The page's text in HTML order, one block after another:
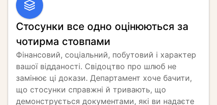
Стосунки все одно оцінюються за
чотирма стовпами
Фінансовий, соціальний, побутовий і характер
вашої відданості. Свідоцтво про шлюб не
замінює ці докази. Департамент хоче бачити,
що стосунки справжні й тривають, що
демонструється документами, які ви надаєте